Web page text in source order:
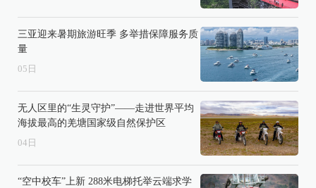
三亚迎来暑期旅游旺季 多举措保障服务质
量
05 日
无人区里的“生灵守护”——走进世界平均
海拔最高的羌塘国家级自然保护区
04 日
“空中校车”上新 288米电梯托举云端求学